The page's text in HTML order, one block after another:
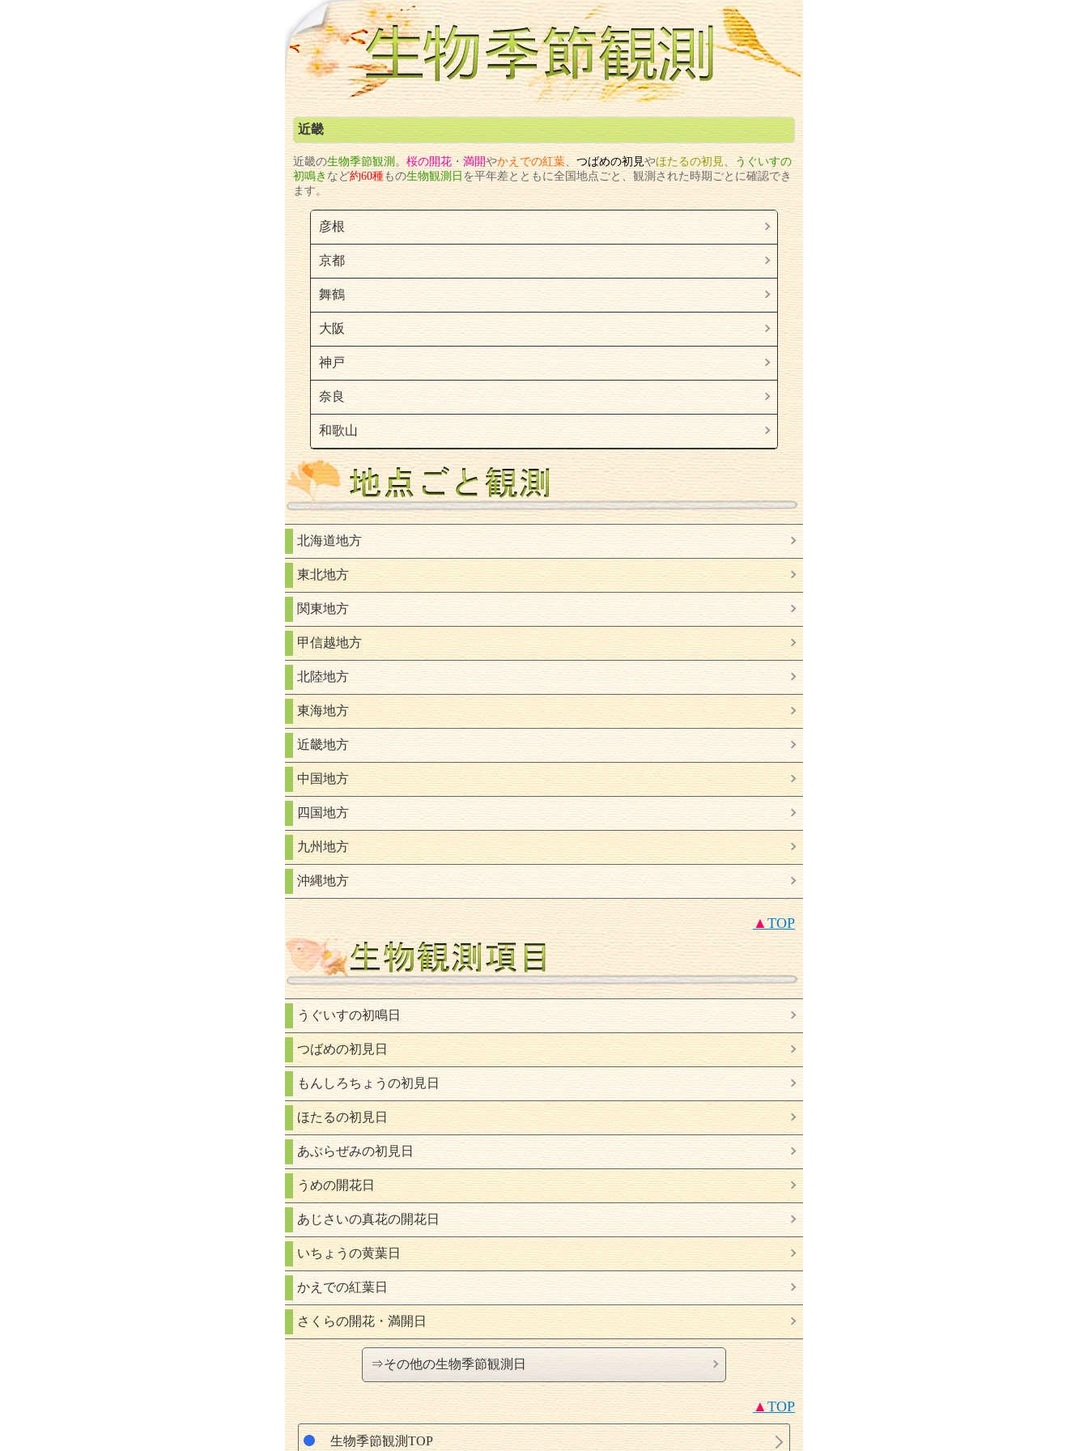
近畿
近畿の生物季節観測 。 桜の開花・満開やかえでの紅葉、つばめの初見やほたるの初見、うぐいすの
初鳴き など約60種もの生物観測日 を平年差とともに全国地点ごと、観測された時期ごとに確認でき
ます。
彦根
京都
舞鶴
大阪
神戸
奈良
和歌山
北海道地方
東北地方
関東地方
甲信越地方
北陸地方
東海地方
近畿地方
中国地方
四国地方
九州地方
沖縄地方
▲TOP
うぐいすの初鳴日
つばめの初見日
もんしろちょうの初見日
ほたるの初見日
あぶらぜみの初見日
うめの開花日
あじさいの真花の開花日
いちょうの黄葉日
かえでの紅葉日
さくらの開花・満開日
⇒その他の生物季節観測日
▲TOP
生物季節観測TOP